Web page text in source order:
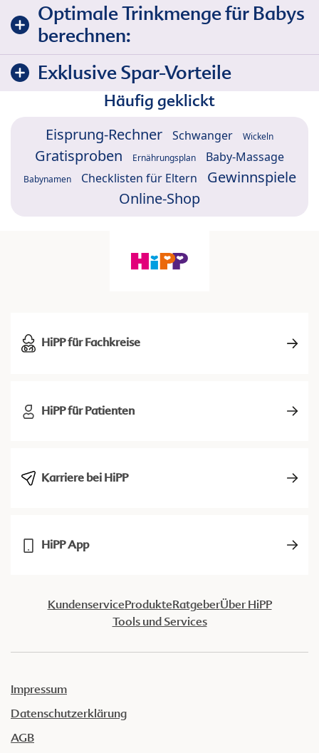
Optimale Trinkmenge für Babys
berechnen:
Exklusive Spar-Vorteile
Häufig geklickt
Eisprung-Rechner Schwanger Wickeln
Gratisproben Ernährungsplan Baby-Massage
Babynamen Checklisten für Eltern
Gewinnspiele
Online-Shop
HiPP für Fachkreise
HiPP für Patienten
Karriere bei HiPP
HiPP App
KundenserviceProdukteRatgeberÜber HiPP
Tools und Services
Impressum
Datenschutzerklärung
AGB